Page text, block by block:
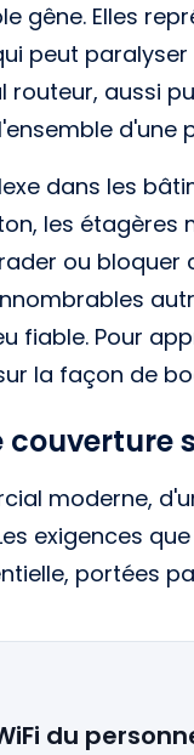
gêne. Elles
peut
routeur, aussi
d'une
dans les
les étagères
ou bloquer
fiable. Pour
la façon de
couverture
moderne,
exigences
portées
du